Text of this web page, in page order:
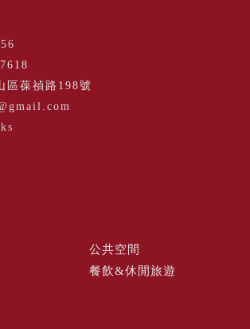
區葆禎路198號
公共空間
餐飲&休閒旅遊